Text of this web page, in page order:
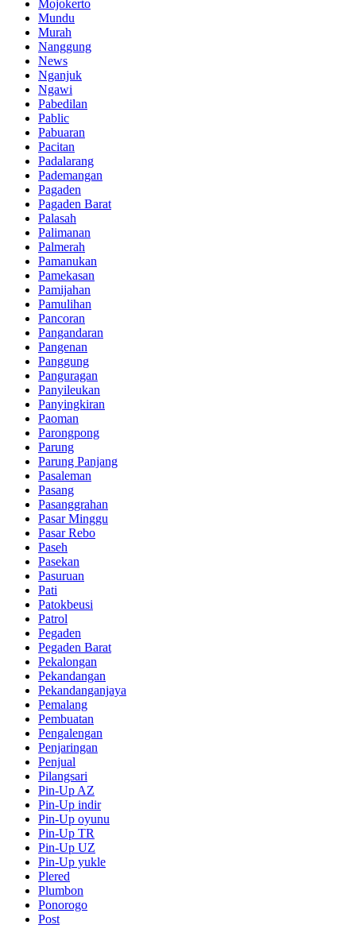
Mojokerto
Mundu
Murah
Nanggung
News
Nganjuk
Ngawi
Pabedilan
Pablic
Pabuaran
Pacitan
Padalarang
Pademangan
Pagaden
Pagaden Barat
Palasah
Palimanan
Palmerah
Pamanukan
Pamekasan
Pamijahan
Pamulihan
Pancoran
Pangandaran
Pangenan
Panggung
Panguragan
Panyileukan
Panyingkiran
Paoman
Parongpong
Parung
Parung Panjang
Pasaleman
Pasang
Pasanggrahan
Pasar Minggu
Pasar Rebo
Paseh
Pasekan
Pasuruan
Pati
Patokbeusi
Patrol
Pegaden
Pegaden Barat
Pekalongan
Pekandangan
Pekandanganjaya
Pemalang
Pembuatan
Pengalengan
Penjaringan
Penjual
Pilangsari
Pin-Up AZ
Pin-Up indir
Pin-Up oyunu
Pin-Up TR
Pin-Up UZ
Pin-Up yukle
Plered
Plumbon
Ponorogo
Post